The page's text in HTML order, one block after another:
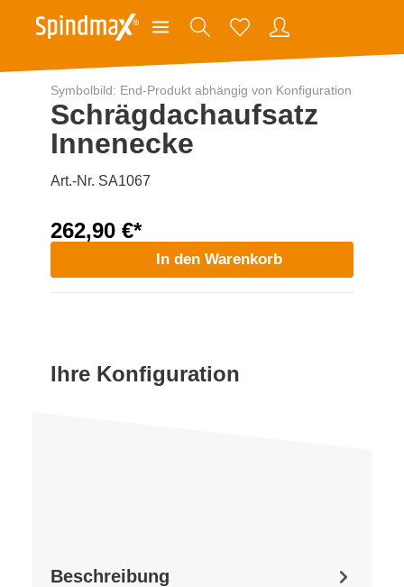
Symbolbild: End-Produkt abhängig von Konfiguration
Schrägdachaufsatz
Innenecke
Art.-Nr. SA1067
262,90 €*
In den Warenkorb
Ihre Konfiguration
Beschreibung